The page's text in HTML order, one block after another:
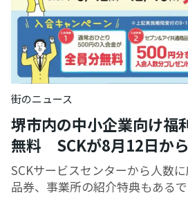
街のニュース
堺市内の中小企業向け福
無料 SCKが8月12日か
SCKサービスセンターから人数
品券、事業所の紹介特典もあるで